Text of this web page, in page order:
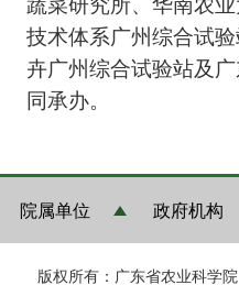
技术体系广州综合试
卉广州综合试验站及
同承办。
院属单位 政府机构
版权所有：广东省农业科学院